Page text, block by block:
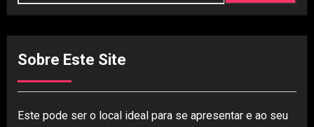
Sobre Este Site
Este pode ser o local ideal para se apresentar e ao seu